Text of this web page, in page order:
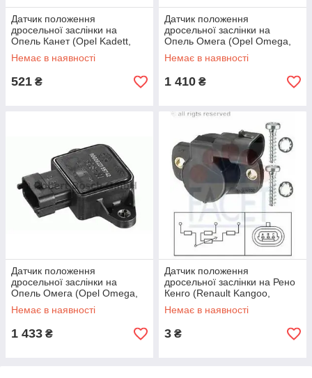
Датчик положення
дросельної заслінки на
Опель Канет (Opel Kadett,
Vectra, Astra, Corsa, Astra F,
Astra G, Vectra A, Ascona)
Немає в наявності
521 ₴
Датчик положення
дросельної заслінки на
Опель Омега (Opel Omega,
Kadett, Vectra, Astra, Frontera,
Calibra, Astra F, Omega A,
Немає в наявності
1 410 ₴
Датчик положення
дросельної заслінки на
Опель Омега (Opel Omega,
Vectra, Astra, Astra G, Omega
B, Vectra B) Bosch
Немає в наявності
1 433 ₴
Датчик положення
дросельної заслінки на Рено
Кенго (Renault Kangoo,
Megane) Facet 105093
Немає в наявності
3 ₴